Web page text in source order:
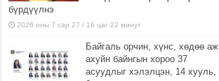
бүрдүүлнэ
2026 оны 7 сар 27 / 16 цаг 22 минут
Байгаль орчин, хүнс, хөдөө аж
ахуйн байнгын хороо 37
асуудлыг хэлэлцэн, 14 хууль,